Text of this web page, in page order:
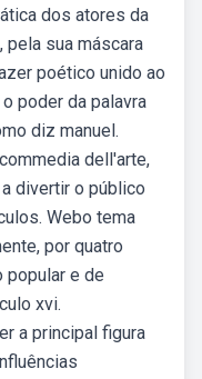
dos atores da
pela sua máscara
poético unido ao
poder da palavra
diz manuel.
dell'arte,
divertir o público
Webo tema
por quatro
popular e de
xvi.
a principal figura